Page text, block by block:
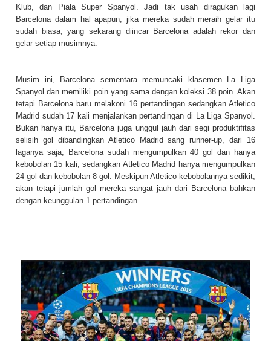
Klub, dan Piala Super Spanyol. Jadi tak usah diragukan lagi
Barcelona dalam hal apapun, jika mereka sudah meraih gelar itu
sudah biasa, yang sekarang diincar Barcelona adalah rekor dan
gelar setiap musimnya.
Musim ini, Barcelona sementara memuncaki klasemen La Liga
Spanyol dan memiliki poin yang sama dengan koleksi 38 poin. Akan
tetapi Barcelona baru melakoni 16 pertandingan sedangkan Atletico
Madrid sudah 17 kali menjalankan pertandingan di La Liga Spanyol.
Bukan hanya itu, Barcelona juga unggul jauh dari segi produktifitas
selisih gol dibandingkan Atletico Madrid sang runner-up, dari 16
laganya saja, Barcelona sudah mengumpulkan 40 gol dan hanya
kebobolan 15 kali, sedangkan Atletico Madrid hanya mengumpulkan
24 gol dan kebobolan 8 gol. Meskipun Atletico kebobolannya sedikit,
akan tetapi jumlah gol mereka sangat jauh dari Barcelona bahkan
dengan keunggulan 1 pertandingan.